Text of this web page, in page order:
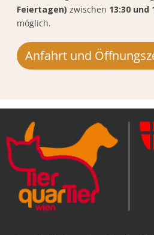
Feiertagen) zwischen 13:30 und
möglich.
Anfahrt und